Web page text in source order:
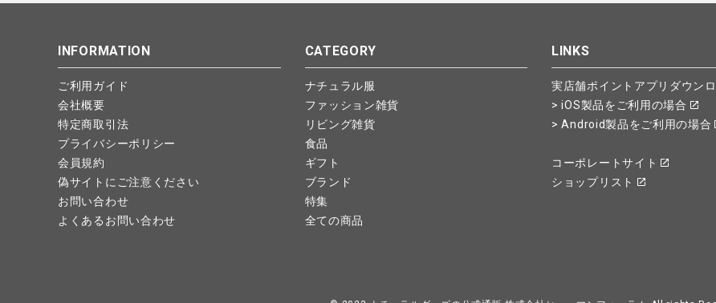
INFORMATION
ご利用ガイド
会社概要
特定商取引法
プライバシーポリシー
会員規約
偽サイトにご注意ください
お問い合わせ
よくあるお問い合わせ
CATEGORY
ナチュラル服
ファッション雑貨
リビング雑貨
食品
ギフト
ブランド
特集
全ての商品
LINKS
実店舗ポイントアプリダウン
> iOS製品をご利用の場合
> Android製品をご利用の場合
コーポレートサイト
ショップリスト